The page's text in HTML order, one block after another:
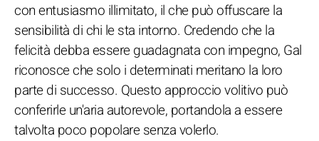
con entusiasmo illimitato, il che può offuscare la
sensibilità di chi le sta intorno. Credendo che la
felicità debba essere guadagnata con impegno, Gal
riconosce che solo i determinati meritano la loro
parte di successo. Questo approccio volitivo può
conferirle un'aria autorevole, portandola a essere
talvolta poco popolare senza volerlo.